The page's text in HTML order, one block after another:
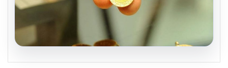
07.08.2026